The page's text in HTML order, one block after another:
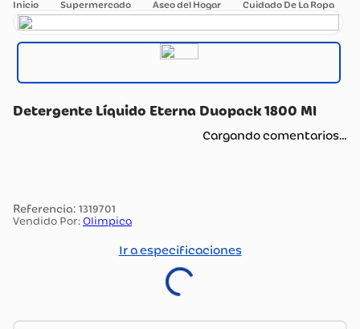
Supermercado Aseo del Hogar Cuidado De La Ropa
Detergente Líquido Eterna Duopack 1800 Ml
Cargando comentarios…
: 1319701
Vendido Por: Olimpica
Ir a especificaciones